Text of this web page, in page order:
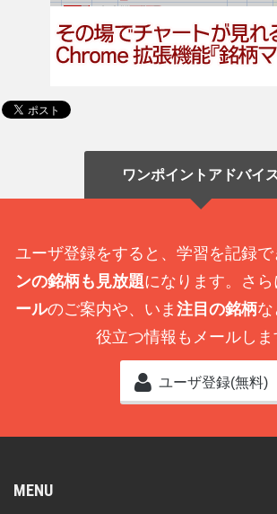
ワンポイントアドバイ
ユーザ登録をすると、学習を記録で
ンの銘柄も見放題になります。さら
ールのご案内や、いま 注目の銘柄
役立つ情報もメールしま
ユーザ登録(無料)
MENU